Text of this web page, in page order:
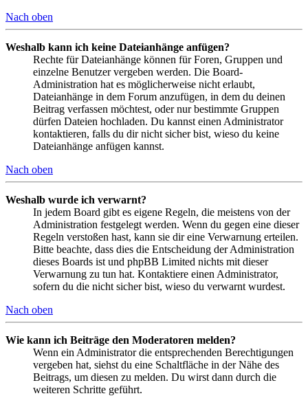
Nach oben
Weshalb kann ich keine Dateianhänge anfügen?
Rechte für Dateianhänge können für Foren, Gruppen und
einzelne Benutzer vergeben werden. Die Board-
Administration hat es möglicherweise nicht erlaubt,
Dateianhänge in dem Forum anzufügen, in dem du deinen
Beitrag verfassen möchtest, oder nur bestimmte Gruppen
dürfen Dateien hochladen. Du kannst einen Administrator
kontaktieren, falls du dir nicht sicher bist, wieso du keine
Dateianhänge anfügen kannst.
Nach oben
Weshalb wurde ich verwarnt?
In jedem Board gibt es eigene Regeln, die meistens von der
Administration festgelegt werden. Wenn du gegen eine dieser
Regeln verstoßen hast, kann sie dir eine Verwarnung erteilen.
Bitte beachte, dass dies die Entscheidung der Administration
dieses Boards ist und phpBB Limited nichts mit dieser
Verwarnung zu tun hat. Kontaktiere einen Administrator,
sofern du die nicht sicher bist, wieso du verwarnt wurdest.
Nach oben
Wie kann ich Beiträge den Moderatoren melden?
Wenn ein Administrator die entsprechenden Berechtigungen
vergeben hat, siehst du eine Schaltfläche in der Nähe des
Beitrags, um diesen zu melden. Du wirst dann durch die
weiteren Schritte geführt.